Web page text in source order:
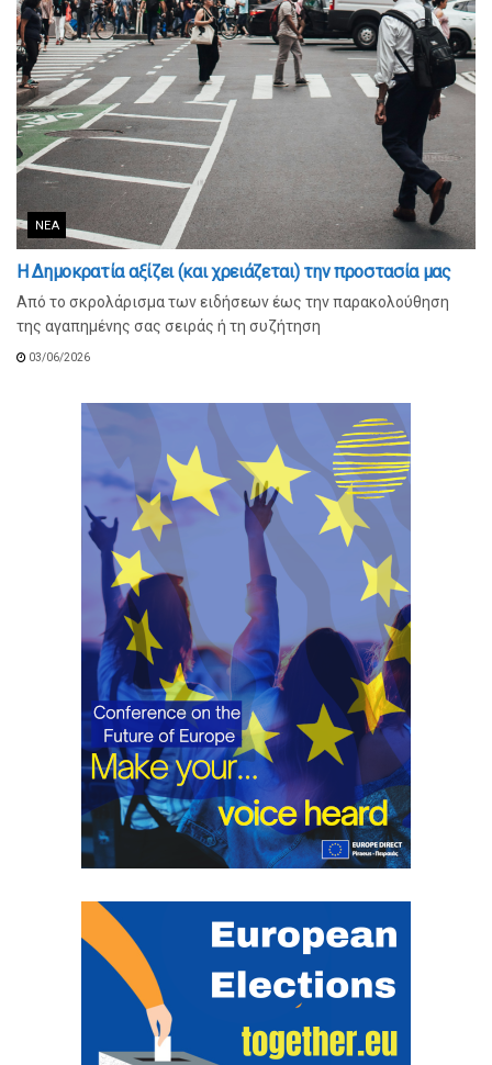
ΝΈΑ
Η Δημοκρατία αξίζει (και χρειάζεται) την προστασία μας
Από το σκρολάρισμα των ειδήσεων έως την παρακολούθηση
της αγαπημένης σας σειράς ή τη συζήτηση
03/06/2026